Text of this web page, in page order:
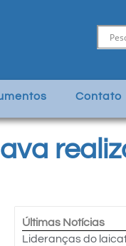
Contato
Últimas Notícias
Lideranças do